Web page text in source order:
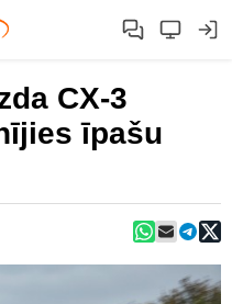
CX-3
īpašu